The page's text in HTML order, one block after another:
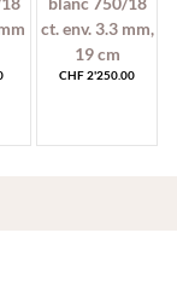
CHF2'250.00